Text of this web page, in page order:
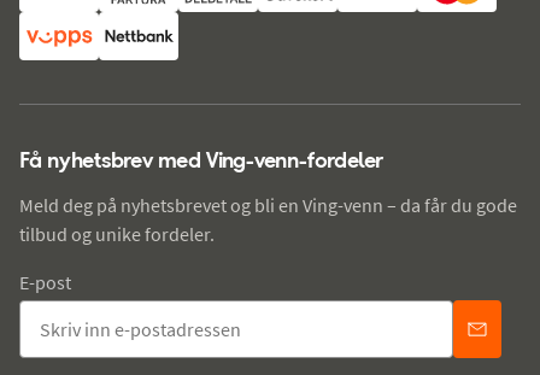
Få nyhetsbrev med Ving-venn-fordeler
Meld deg på nyhetsbrevet og bli en Ving-venn – da får du gode
tilbud og unike fordeler.
E-post